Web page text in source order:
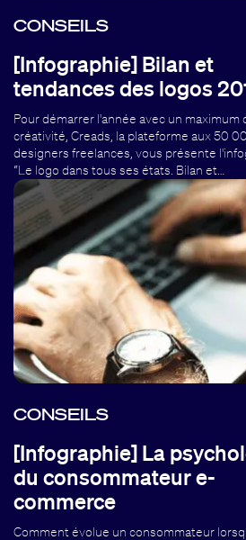
CONSEILS
[Infographie] Bilan et
tendances des logos
Pour démarrer l'année avec un maximum
créativité, Creads, la plateforme aux 50
designers freelances, vous présente
“Le logo dans tous ses états. Bilan et…
CONSEILS
[Infographie] La
du consommateur e-
commerce
Comment évolue un consommateur